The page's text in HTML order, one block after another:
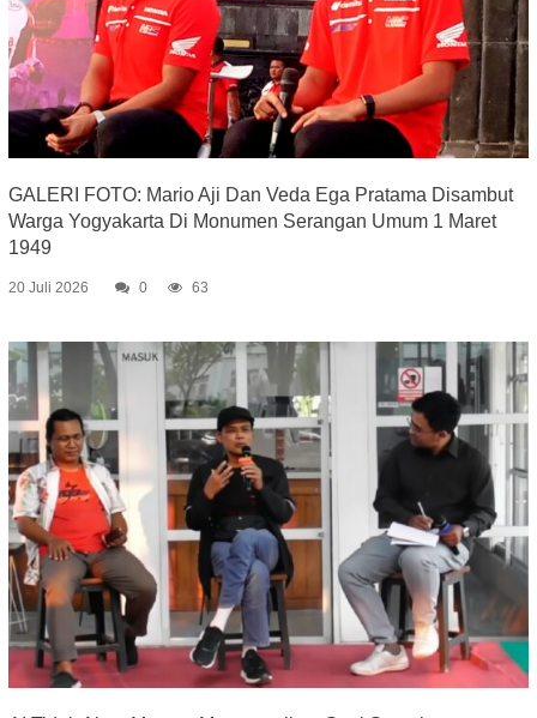
GALERI FOTO: Mario Aji Dan Veda Ega Pratama Disambut
Warga Yogyakarta Di Monumen Serangan Umum 1 Maret
1949
20 Juli 2026 0 63